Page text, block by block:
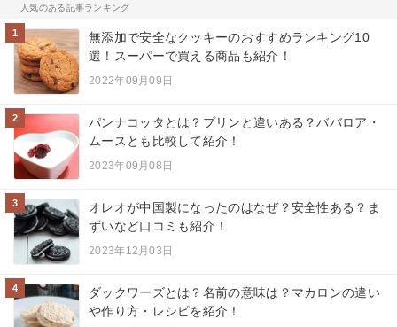
人気のある記事ランキング
1
無添加で安全なクッキーのおすすめランキング10
選！スーパーで買える商品も紹介！
2022年09月09日
2
パンナコッタとは？プリンと違いある？ババロア・
ムースとも比較して紹介！
2023年09月08日
3
オレオが中国製になったのはなぜ？安全性ある？ま
ずいなど口コミも紹介！
2023年12月03日
4
ダックワーズとは？名前の意味は？マカロンの違い
や作り方・レシピを紹介！